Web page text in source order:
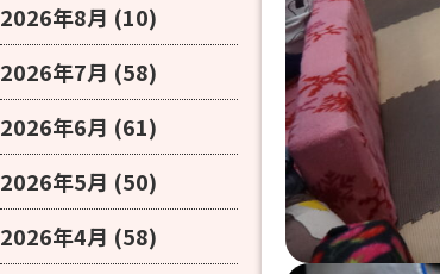
2026年8月 (10)
2026年7月 (58)
2026年6月 (61)
2026年5月 (50)
2026年4月 (58)